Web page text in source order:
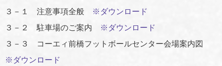
３－１ 注意事項全般
※ダウンロード
３－２ 駐車場のご案内
※ダウンロード
３－３ コーエィ前橋フットボールセンター会場案内図
※ダウンロード